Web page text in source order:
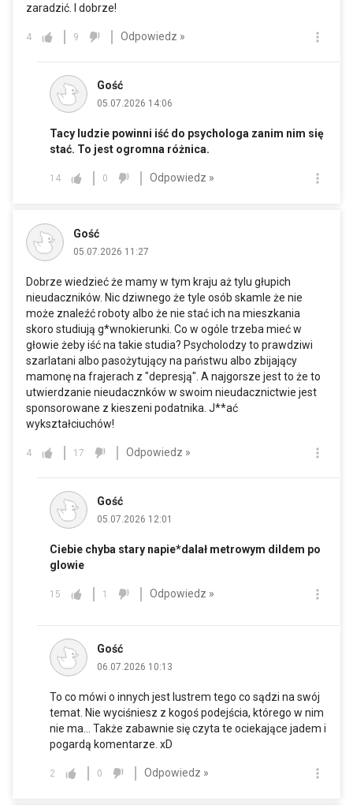
zaradzić. I dobrze!
4 9 Odpowiedz »
Gość
05.07.2026 14:06
Tacy ludzie powinni iść do psychologa zanim nim się
stać. To jest ogromna różnica.
14 0 Odpowiedz »
Gość
05.07.2026 11:27
Dobrze wiedzieć że mamy w tym kraju aż tylu głupich
nieudaczników. Nic dziwnego że tyle osób skamle że nie
może znaleźć roboty albo że nie stać ich na mieszkania
skoro studiują g*wnokierunki. Co w ogóle trzeba mieć w
głowie żeby iść na takie studia? Psycholodzy to prawdziwi
szarlatani albo pasożytujący na państwu albo zbijający
mamonę na frajerach z "depresją". A najgorsze jest to że to
utwierdzanie nieudacznków w swoim nieudacznictwie jest
sponsorowane z kieszeni podatnika. J**ać
wykształciuchów!
4 17 Odpowiedz »
Gość
05.07.2026 12:01
Ciebie chyba stary napie*dalał metrowym dildem po
glowie
15 1 Odpowiedz »
Gość
06.07.2026 10:13
To co mówi o innych jest lustrem tego co sądzi na swój
temat. Nie wyciśniesz z kogoś podejścia, którego w nim
nie ma… Także zabawnie się czyta te ociekające jadem i
pogardą komentarze. xD
2 0 Odpowiedz »